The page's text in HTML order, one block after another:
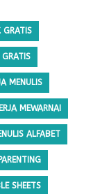
GRATIS
GRATIS
MENULIS
MEWARNAI
ALFABET
PARENTING
SHEETS